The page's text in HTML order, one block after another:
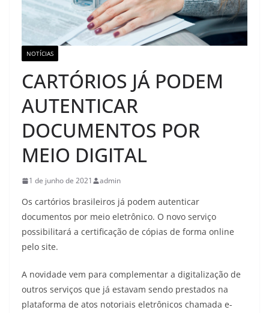
NOTÍCIAS
CARTÓRIOS JÁ PODEM
AUTENTICAR
DOCUMENTOS POR
MEIO DIGITAL
1 de junho de 2021 admin
Os cartórios brasileiros já podem autenticar
documentos por meio eletrônico. O novo serviço
possibilitará a certificação de cópias de forma online
pelo site.
A novidade vem para complementar a digitalização de
outros serviços que já estavam sendo prestados na
plataforma de atos notoriais eletrônicos chamada e-